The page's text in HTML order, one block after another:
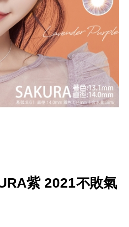
紫 2021不敗氣